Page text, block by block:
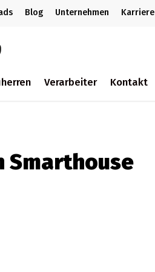
Blog Unternehmen Karriere
Verarbeiter Kontakt
Smarthouse